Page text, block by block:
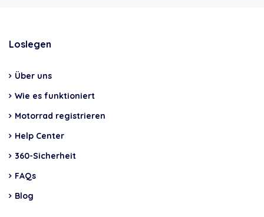
Loslegen
Über uns
Wie es funktioniert
Motorrad registrieren
Help Center
360-Sicherheit
FAQs
Blog